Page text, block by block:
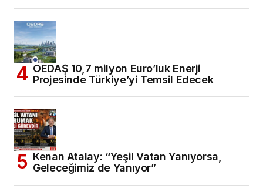
OEDAŞ 10,7 milyon Euro’luk Enerji
Projesinde Türkiye’yi Temsil Edecek
Kenan Atalay: “Yeşil Vatan Yanıyorsa,
Geleceğimiz de Yanıyor”